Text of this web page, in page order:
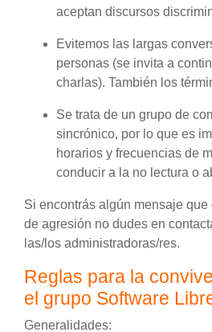
aceptan discursos
Evitemos las largas
personas (se invita a
charlas). También los
Se trata de un grupo de
sincrónico, por lo que es
horarios y frecuencias de
conducir a la no lectura o
Si encontrás algún mensaje
de agresión no dudes en
las/los administradoras/res.
Reglas para la
el grupo Software
Generalidades: